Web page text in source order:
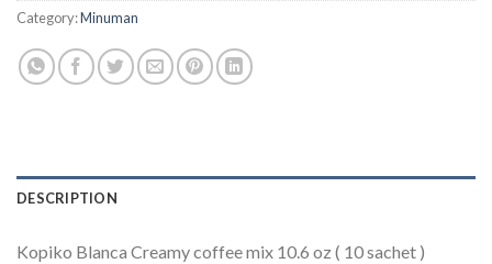
Category:Minuman
DESCRIPTION
Kopiko Blanca Creamy coffee mix 10.6 oz ( 10 sachet )